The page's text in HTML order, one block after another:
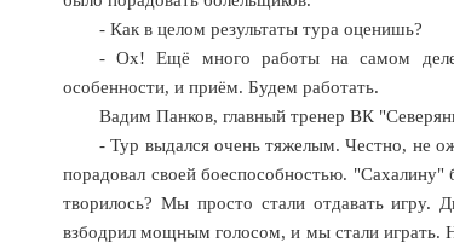
- Как в целом результаты тура оценишь?
- Ох! Ещё много работы на самом деле,
особенности, и приём. Будем работать.
Вадим Панков, главный тренер ВК
- Тур выдался очень тяжелым. Честно, не
порадовал своей боеспособностью.
творилось? Мы просто стали отдавать игру.
взбодрил мощным голосом, и мы стали играть.